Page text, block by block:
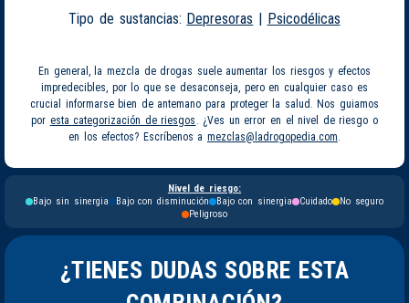
Tipo de sustancias: Depresoras | Psicodélicas
En general, la mezcla de drogas suele aumentar los riesgos y efectos
impredecibles, por lo que se desaconseja, pero en cualquier caso es
crucial informarse bien de antemano para proteger la salud. Nos guiamos
por esta categorización de riesgos . ¿Ves un error en el nivel de riesgo o
en los efectos? Escríbenos a mezclas@ladrogopedia.com.
Nivel de riesgo:
Bajo sin sinergia
Bajo con disminución Bajo con sinergia Cuidado
No seguro
Peligroso
¿TIENES DUDAS SOBRE ESTA